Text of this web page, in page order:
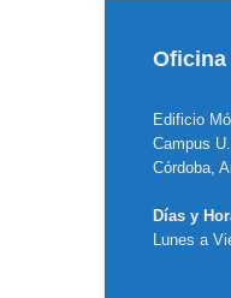
Oficina
Edificio
Campus
Córdoba,
Días y
Lunes a